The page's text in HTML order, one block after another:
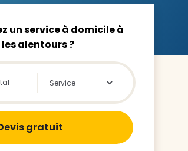
un service à domicile à
alentours ?
global - Autocompletion